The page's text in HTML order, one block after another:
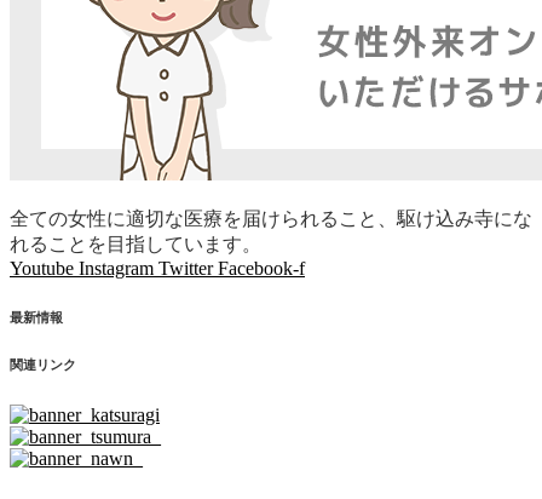
全ての女性に適切な医療を届けられること、駆け込み寺にな
れることを目指しています。
Youtube Instagram Twitter Facebook-f
最新情報
関連リンク